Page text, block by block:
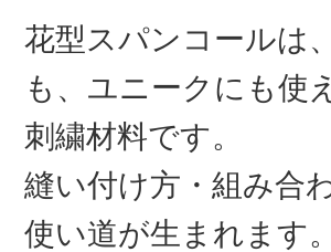
花型スパンコールは
も、ユニークにも使
刺繍材料です。
縫い付け方・組み合
使い道が生まれます。